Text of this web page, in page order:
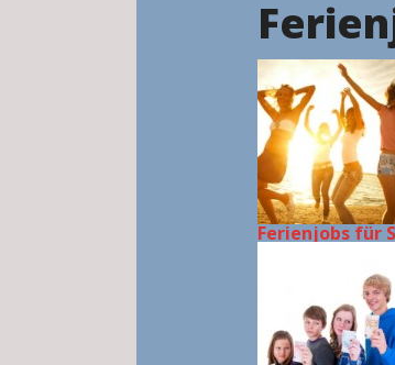
Ferienjobs für